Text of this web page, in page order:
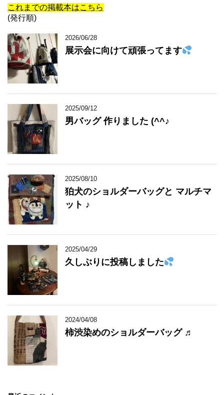
これまでの掲載本はこちら
(発行順)
2026/06/28
展示会に向けて頑張ってます
2025/09/12
男バッグ 作りました (^^♪
2025/08/10
狛犬のショルダーバッグと マルチマ
ット ♪
2025/04/29
久しぶりに投稿しました
2024/04/08
柿渋染めのショルダーバッグ ♬